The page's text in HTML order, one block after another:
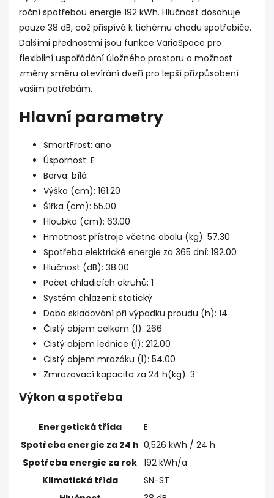
roční spotřebou energie 192 kWh. Hlučnost dosahuje
pouze 38 dB, což přispívá k tichému chodu spotřebiče.
Dalšími přednostmi jsou funkce VarioSpace pro
flexibilní uspořádání úložného prostoru a možnost
změny směru otevírání dveří pro lepší přizpůsobení
vašim potřebám.
Hlavní parametry
SmartFrost: ano
Úspornost: E
Barva: bílá
Výška (cm): 161.20
Šířka (cm): 55.00
Hloubka (cm): 63.00
Hmotnost přístroje včetně obalu (kg): 57.30
Spotřeba elektrické energie za 365 dní: 192.00
Hlučnost (dB): 38.00
Počet chladicích okruhů: 1
Systém chlazení: statický
Doba skladování při výpadku proudu (h): 14
Čistý objem celkem (l): 266
Čistý objem lednice (l): 212.00
Čistý objem mrazáku (l): 54.00
Zmrazovací kapacita za 24 h(kg): 3
Výkon a spotřeba
Energetická třída
E
Spotřeba energie za 24 h 0,526 kWh / 24 h
Spotřeba energie za rok 192 kWh/a
Klimatická třída
SN-ST